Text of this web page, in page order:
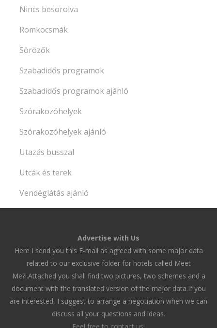
Nincs besorolva
Romkocsmák
Sörözők
Szabadidős programok
Szabadidős programok ajánló
Szórakozóhelyek
Szórakozóhelyek ajánló
Utazás busszal
Utcák és terek
Vendéglátás ajánló
Advertise with Us
Here I send you this E-mail as agreed with some major data
related to our exclusive folder for hotels called Meet
Me?!.Attached you shall find two pictures, two schemes and a
document with the translated version of the major data.If you
are interested, I suggest to arrange a negotiation when we can
discuss all your questions and ideas.